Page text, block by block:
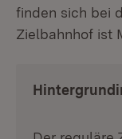
finden sich bei
Zielbahnhof ist